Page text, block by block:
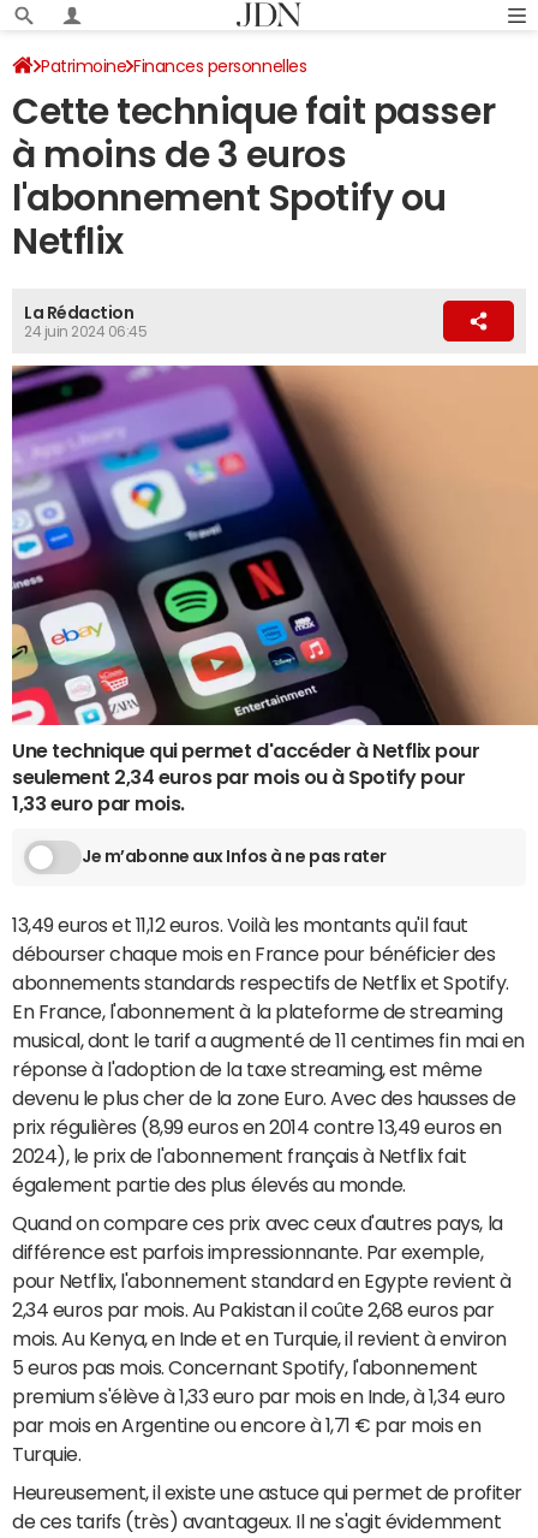
Patrimoine Finances personnelles
Cette technique fait passer
à moins de 3 euros
l'abonnement Spotify ou
Netflix
La Rédaction
24 juin 2024 06:45
Une technique qui permet d'accéder à Netflix pour
seulement 2,34 euros par mois ou à Spotify pour
1,33 euro par mois.
Je m’abonne aux Infos à ne pas rater
13,49 euros et 11,12 euros. Voilà les montants qu'il faut
débourser chaque mois en France pour bénéficier des
abonnements standards respectifs de Netflix et Spotify.
En France, l'abonnement à la plateforme de streaming
musical, dont le tarif a augmenté de 11 centimes fin mai en
réponse à l'adoption de la taxe streaming, est même
devenu le plus cher de la zone Euro. Avec des hausses de
prix régulières (8,99 euros en 2014 contre 13,49 euros en
2024), le prix de l'abonnement français à Netflix fait
également partie des plus élevés au monde.
Quand on compare ces prix avec ceux d'autres pays, la
différence est parfois impressionnante. Par exemple,
pour Netflix, l'abonnement standard en Egypte revient à
2,34 euros par mois. Au Pakistan il coûte 2,68 euros par
mois. Au Kenya, en Inde et en Turquie, il revient à environ
5 euros pas mois. Concernant Spotify, l'abonnement
premium s'élève à 1,33 euro par mois en Inde, à 1,34 euro
par mois en Argentine ou encore à 1,71 € par mois en
Turquie.
Heureusement, il existe une astuce qui permet de profiter
de ces tarifs (très) avantageux. Il ne s'agit évidemment